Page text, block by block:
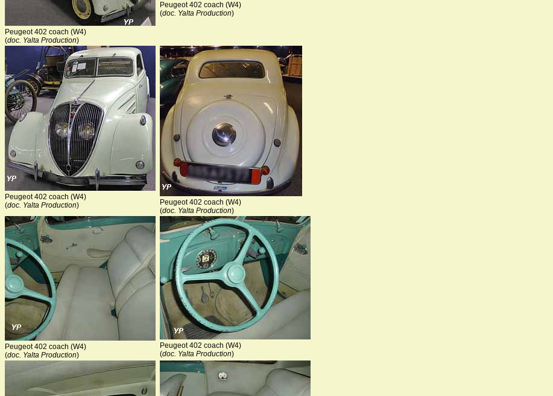
Peugeot 402 coach (W4)
(doc. Yalta Production)
Peugeot 402 coach (W4)
(doc. Yalta Production)
Peugeot 402 coach (W4)
(doc. Yalta Production)
Peugeot 402 coach (W4)
(doc. Yalta Production)
Peugeot 402 coach (W4)
(doc. Yalta Production)
Peugeot 402 coach (W4)
(doc. Yalta Production)